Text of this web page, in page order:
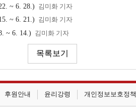
~ 6. 28.) 김미화 기자
~ 6. 21.) 김미화 기자
~ 6. 14.) 김미화 기자
후원안내 윤리강령 개인정보보호정책